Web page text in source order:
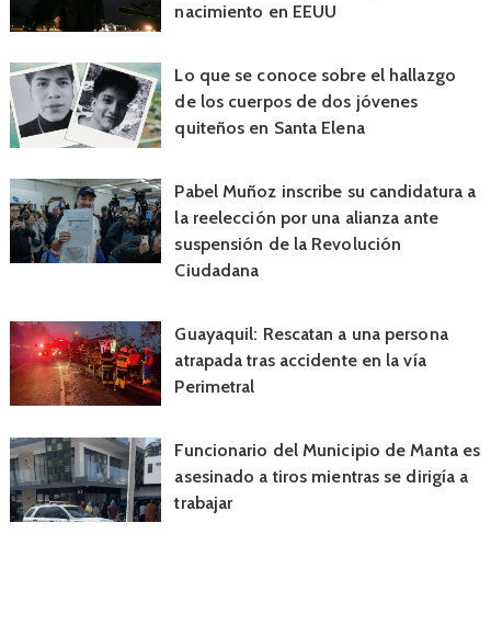
nacimiento en EEUU
Lo que se conoce sobre el hallazgo
de los cuerpos de dos jóvenes
quiteños en Santa Elena
Pabel Muñoz inscribe su candidatura a
la reelección por una alianza ante
suspensión de la Revolución
Ciudadana
Guayaquil: Rescatan a una persona
atrapada tras accidente en la vía
Perimetral
Funcionario del Municipio de Manta es
asesinado a tiros mientras se dirigía a
trabajar